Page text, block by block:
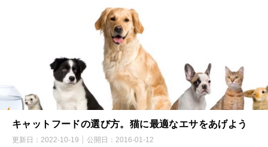
キャットフードの選び方。猫に最適なエサをあげよう
更新日： 2022-10-19 公開日： 2016-01-12